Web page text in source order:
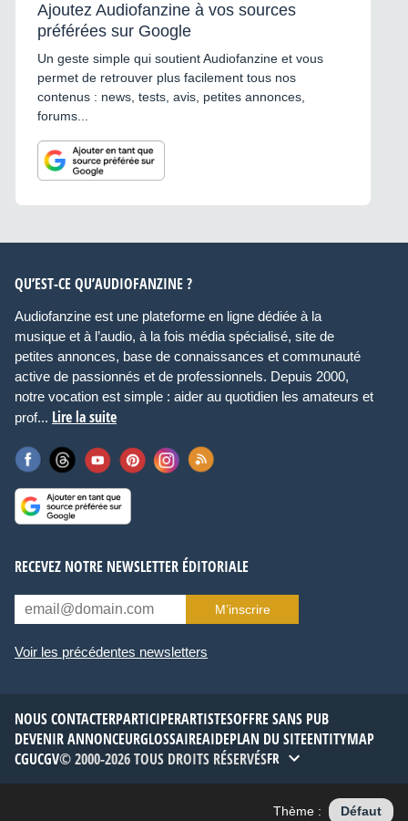
Ajoutez Audiofanzine à vos sources
préférées sur Google
Un geste simple qui soutient Audiofanzine et vous
permet de retrouver plus facilement tous nos
contenus : news, tests, avis, petites annonces,
forums...
QU’EST-CE QU’AUDIOFANZINE ?
Audiofanzine est une plateforme en ligne dédiée à la
musique et à l’audio, à la fois média spécialisé, site de
petites annonces, base de connaissances et communauté
active de passionnés et de professionnels. Depuis 2000,
notre vocation est simple : aider au quotidien les amateurs et
prof... Lire la suite
RECEVEZ NOTRE NEWSLETTER ÉDITORIALE
M’inscrire
Voir les précédentes newsletters
NOUS CONTACTERPARTICIPERARTISTESOFFRE SANS PUB
DEVENIR ANNONCEURGLOSSAIREAIDEPLAN DU SITEENTITYMAP
CGUCGV© 2000-2026 TOUS DROITS RÉSERVÉSFR
Thème : Défaut